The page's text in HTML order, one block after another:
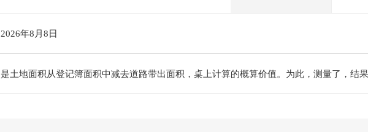
2026年8月8日
是土地面积从登记簿面积中减去道路带出面积，桌上计算的概算价值。为此，测量了，结